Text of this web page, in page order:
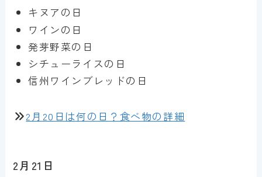
キヌアの日
ワインの日
発芽野菜の日
シチューライスの日
信州ワインブレッドの日
2月20日は何の日？食べ物の詳細
2月21日